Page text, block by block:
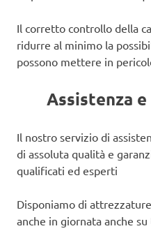
Il corretto controllo della
ridurre al minimo la
possono mettere in
Assistenza
Il nostro servizio di
di assoluta qualità e
qualificati ed esperti
Disponiamo di
anche in giornata anche